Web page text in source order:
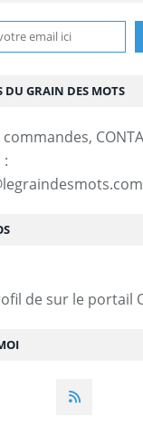
DU GRAIN DES MOTS
:
de sur le portail